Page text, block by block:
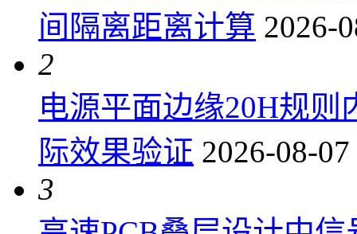
间隔离距离计算 2026-
2
电源平面边缘20H规
际效果验证 2026-08-
3